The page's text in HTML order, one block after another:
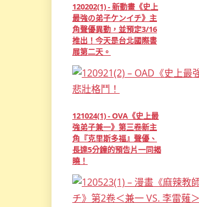
120202(1) - 新動畫《史上
最強の弟子ケンイチ》主
角聲優異動，並預定3/16
推出！今天是台北國際書
展第二天。
121024(1) - OVA《史上最
強弟子兼一》第三卷新主
角『克里斯多福』聲優、
長達5分鐘的預告片一同揭
曉！